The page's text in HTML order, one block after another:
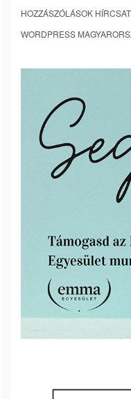
HOZZÁSZÓLÁSOK
WORDPRESS